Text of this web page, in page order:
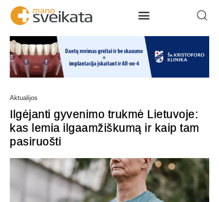
Aktualijos
Ilgėjanti gyvenimo trukmė Lietuvoje:
kas lemia ilgaamžiškumą ir kaip tam
pasiruošti